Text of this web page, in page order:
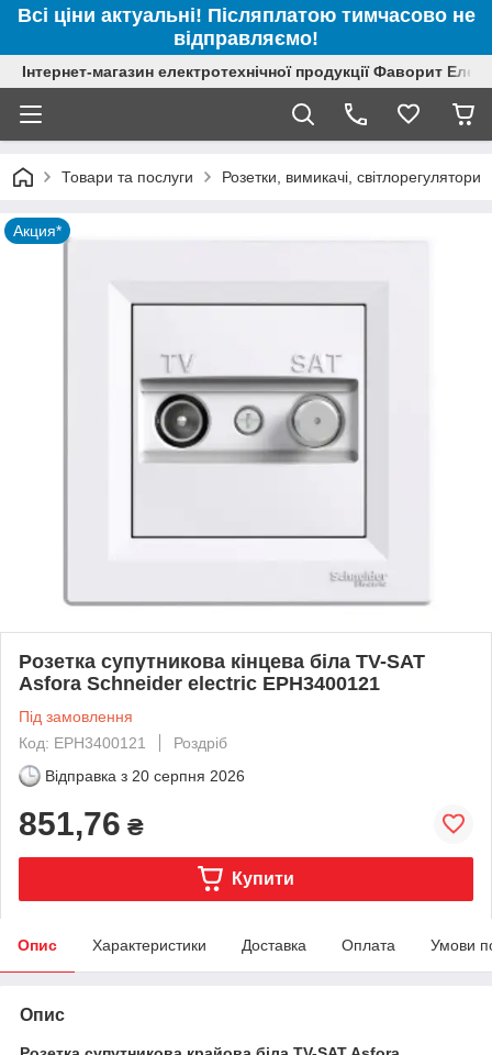
Всі ціни актуальні! Післяплатою тимчасово не
відправляємо!
Інтернет-магазин електротехнічної продукції Фаворит
Товари та послуги Розетки, вимикачі, світлорегулятори
Акция*
Розетка супутникова кінцева біла TV-SAT
Asfora Schneider electric EPH3400121
Під замовлення
Код: EPH3400121
Роздріб
Відправка з 20 серпня 2026
851,76 ₴
Купити
Опис Характеристики Доставка Оплата Умови
Опис